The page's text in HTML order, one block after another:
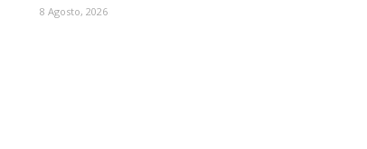
8 Agosto, 2026